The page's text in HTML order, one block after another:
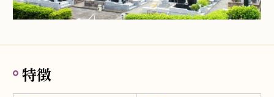
特徴